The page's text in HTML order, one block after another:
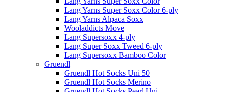
Lang Yarns Super Soxx Color 6-ply
Lang Yarns Alpaca Soxx
Wooladdicts Move
Lang Supersoxx 4-ply
Lang Super Soxx Tweed 6-ply
Lang Supersoxx Bamboo Color
Gruendl
Gruendl Hot Socks Uni 50
Gruendl Hot Socks Merino